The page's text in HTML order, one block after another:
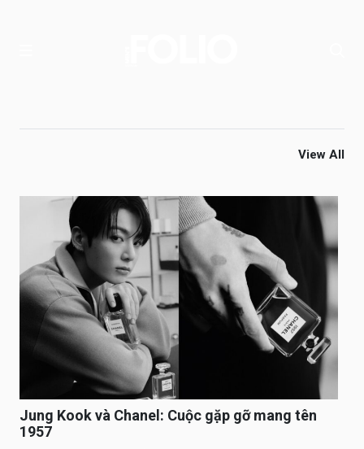
View All
Jung Kook và Chanel: Cuộc gặp gỡ mang tên
1957